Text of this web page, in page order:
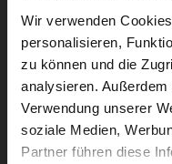
Wir verwenden
personalisieren,
zu können und die
analysieren.
Verwendung unserer
soziale Medien,
Partner führen diese